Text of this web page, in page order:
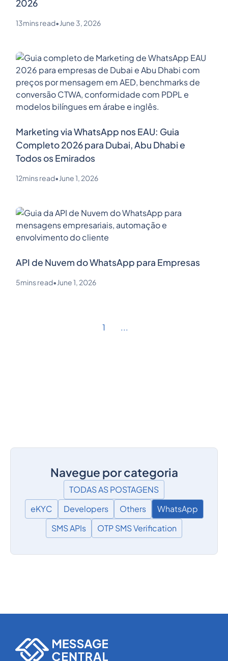
2026
13mins read•June 3, 2026
Marketing via WhatsApp nos EAU: Guia
Completo 2026 para Dubai, Abu Dhabi e
Todos os Emirados
12mins read•June 1, 2026
API de Nuvem do WhatsApp para Empresas
5mins read•June 1, 2026
1 ...
Navegue por categoria
TODAS AS POSTAGENS
eKYC
Developers Others
WhatsApp
SMS APIs
OTP SMS Verification